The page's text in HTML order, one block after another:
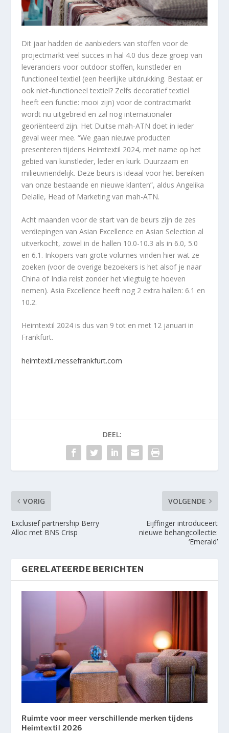
Dit jaar hadden de aanbieders van stoffen voor de
projectmarkt veel succes in hal 4.0 dus deze groep van
leveranciers voor outdoor stoffen, kunstleder en
functioneel textiel (een heerlijke uitdrukking. Bestaat er
ook niet-functioneel textiel? Zelfs decoratief textiel
heeft een functie: mooi zijn) voor de contractmarkt
wordt nu uitgebreid en zal nog internationaler
georiënteerd zijn. Het Duitse mah-ATN doet in ieder
geval weer mee. “We gaan nieuwe producten
presenteren tijdens Heimtextil 2024, met name op het
gebied van kunstleder, leder en kurk. Duurzaam en
milieuvriendelijk. Deze beurs is ideaal voor het bereiken
van onze bestaande en nieuwe klanten”, aldus Angelika
Delalle, Head of Marketing van mah-ATN.
Acht maanden voor de start van de beurs zijn de zes
verdiepingen van Asian Excellence en Asian Selection al
uitverkocht, zowel in de hallen 10.0-10.3 als in 6.0, 5.0
en 6.1. Inkopers van grote volumes vinden hier wat ze
zoeken (voor de overige bezoekers is het alsof je naar
China of India reist zonder het vliegtuig te hoeven
nemen). Asia Excellence heeft nog 2 extra hallen: 6.1 en
10.2.
Heimtextil 2024 is dus van 9 tot en met 12 januari in
Frankfurt.
heimtextil.messefrankfurt.com
DEEL:
VORIG
Exclusief partnership Berry
Alloc met BNS Crisp
VOLGENDE
Eijffinger introduceert
nieuwe behangcollectie:
‘Emerald’
GERELATEERDE BERICHTEN
Ruimte voor meer verschillende merken tijdens
Heimtextil 2026